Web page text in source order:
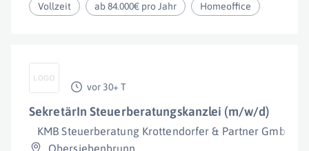
Vollzeit ab 84.000€ pro Jahr Homeoffice
vor 30+ T
SekretärIn Steuerberatungskanzlei (m/w/d)
KMB Steuerberatung Krottendorfer & Partner GmbH
Obersiebenbrunn